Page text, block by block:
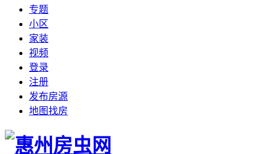
专题
小区
家装
视频
登录
注册
发布房源
地图找房